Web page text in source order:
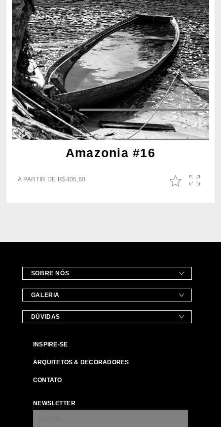
Amazonia #16
A PARTIR DE R$405,60
SOBRE NÓS
GALERIA
DÚVIDAS
INSPIRE-SE
ARQUITETOS & DECORADORES
CONTATO
NEWSLETTER